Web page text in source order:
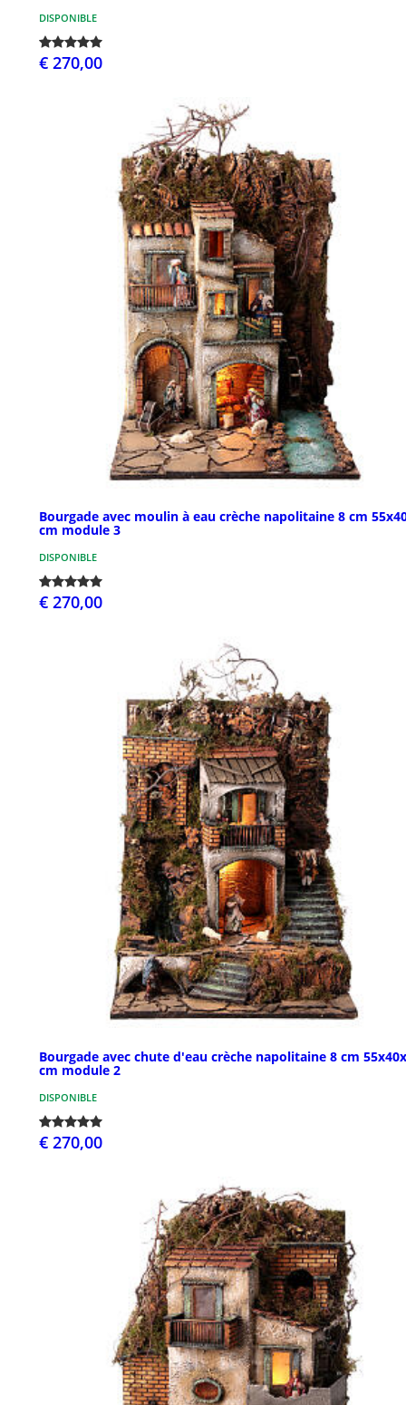
DISPONIBLE
€ 270,00
Bourgade avec moulin à eau crèche napolitaine 8 cm
cm module 3
DISPONIBLE
€ 270,00
Bourgade avec chute d'eau crèche napolitaine 8 cm
cm module 2
DISPONIBLE
€ 270,00